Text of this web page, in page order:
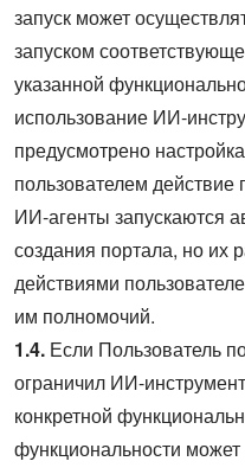
запуск может
запуском
указанной
использование
предусмотрено
пользователем действие
ИИ‑агенты запускаются
создания портала, но их
действиями
им полномочий.
1.4. Если Пользователь
ограничил ИИ-
конкретной
функциональности может